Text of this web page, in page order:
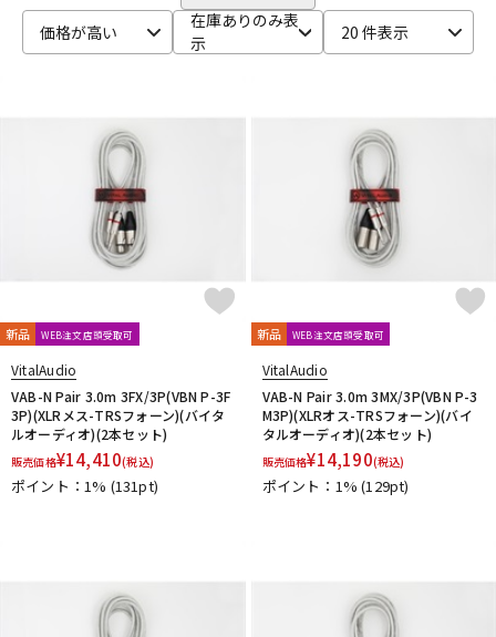
ベース ウクレレ
ドラム パーカッション
キーボード 電子ピアノ
エフェクター
DJ機器
配信/ライブ機器 楽器アクセサリ
価格が高い
在庫ありのみ表
示
20 件表示
新品 WEB注文店頭受取可
VitalAudio
VAB-N Pair 3.0m 3FX/3P(VBN P-3F
3P)(XLRメス-TRSフォーン)(バイタ
ルオーディオ)(2本セット)
販売価格¥14,410(税込)
ポイント：1% (131pt)
新品 WEB注文店頭受取可
VitalAudio
VAB-N Pair 3.0m 3MX/3P(VBN P-3
M3P)(XLRオス-TRSフォーン)(バイ
タルオーディオ)(2本セット)
販売価格¥14,190(税込)
ポイント：1%(129pt)